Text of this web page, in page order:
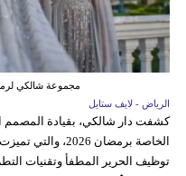
مجموعة شالكي لرمضان 2026 -
الرياض - لايف ستايل
كشفت دار شالكي، بقيادة
الخاصة برمضان
توظيف الحرير المطفأ وتقنيات